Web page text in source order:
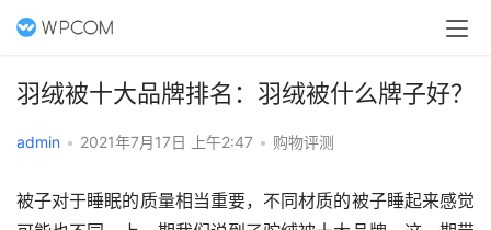
羽绒被十大品牌排名：羽绒被什么牌子好？
admin • 2021年7月17日 上午2:47 • 购物评测
被子对于睡眠的质量相当重要，不同材质的被子睡起来感觉